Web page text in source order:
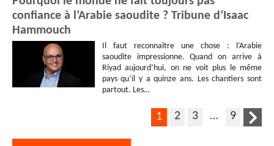
confiance à l’Arabie saoudite ? Tribune d’Isaac
Hammouch
Il faut reconnaître une chose : l’Arabie
saoudite impressionne. Quand on arrive à
Riyad aujourd’hui, on ne voit plus le même
pays qu’il y a quinze ans. Les chantiers sont
partout. Les…
1 2 3 … 9